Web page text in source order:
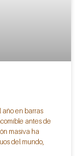
año en barras
antes de
masiva ha
del mundo,